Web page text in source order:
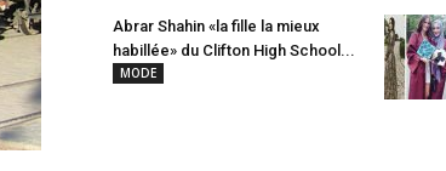
Abrar Shahin «la fille la mieux
habillée» du Clifton High School...
MODE